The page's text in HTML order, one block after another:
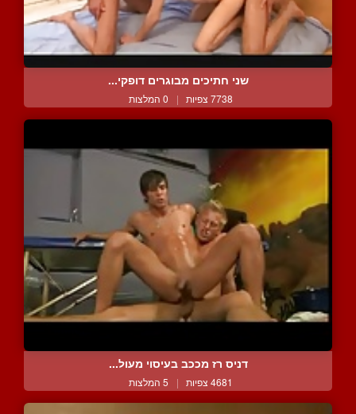
שני חתיכים מבוגרים דופקי...
7738 צפיות | 0 המלצות
דניס רז מככב בעיסוי מעול...
4681 צפיות | 5 המלצות